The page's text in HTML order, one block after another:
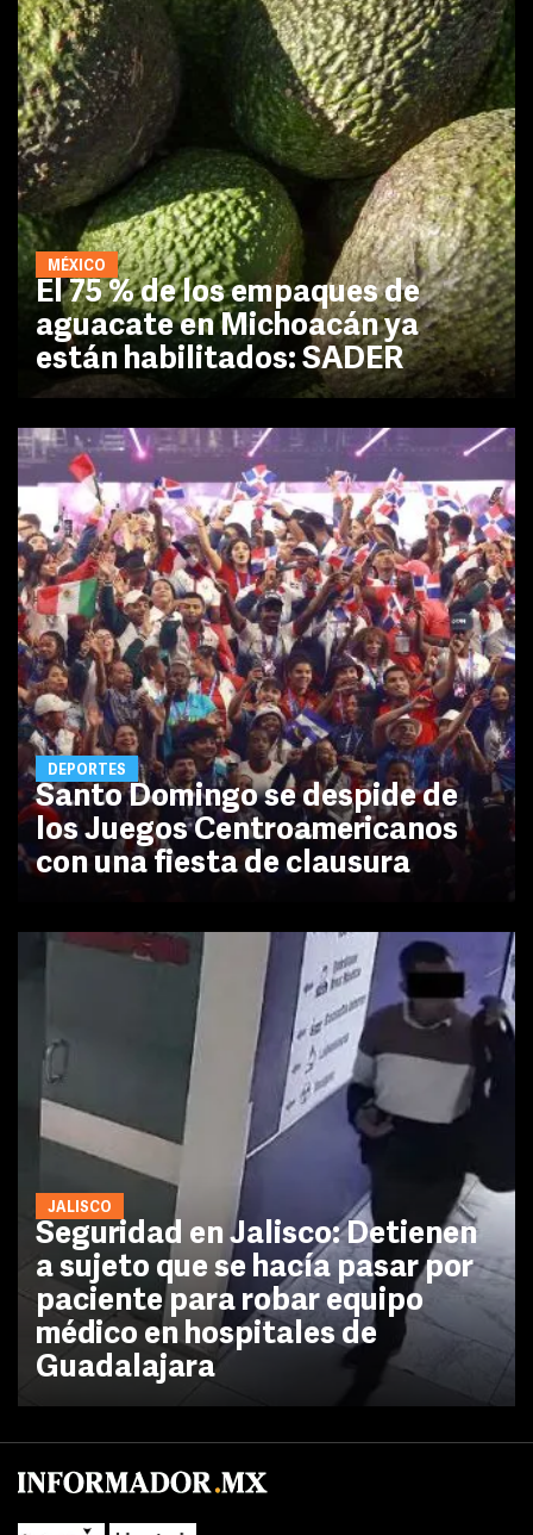
MÉXICO
El 75 % de los empaques de
aguacate en Michoacán ya
están habilitados: SADER
DEPORTES
Santo Domingo se despide de
los Juegos Centroamericanos
con una fiesta de clausura
JALISCO
Seguridad en Jalisco: Detienen
a sujeto que se hacía pasar por
paciente para robar equipo
médico en hospitales de
Guadalajara